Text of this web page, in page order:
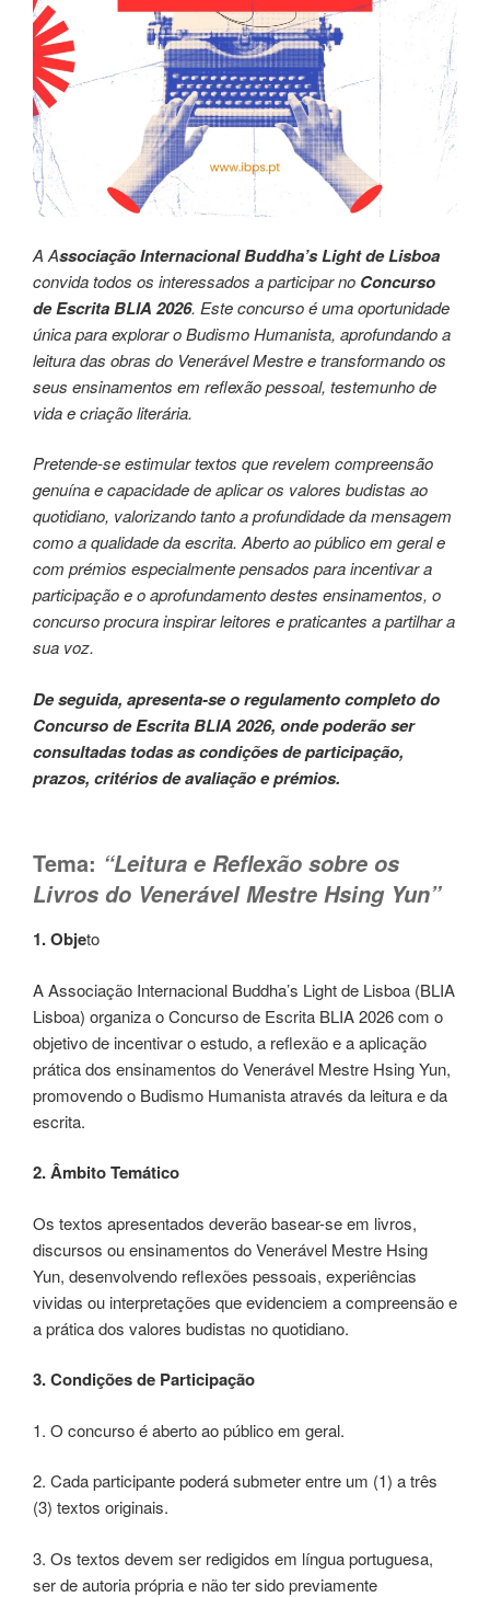
A Associação Internacional Buddha’s Light de Lisboa
convida todos os interessados a participar no Concurso
de Escrita BLIA 2026. Este concurso é uma oportunidade
única para explorar o Budismo Humanista, aprofundando a
leitura das obras do Venerável Mestre e transformando os
seus ensinamentos em reflexão pessoal, testemunho de
vida e criação literária.
Pretende-se estimular textos que revelem compreensão
genuína e capacidade de aplicar os valores budistas ao
quotidiano, valorizando tanto a profundidade da mensagem
como a qualidade da escrita. Aberto ao público em geral e
com prémios especialmente pensados para incentivar a
participação e o aprofundamento destes ensinamentos, o
concurso procura inspirar leitores e praticantes a partilhar a
sua voz.
De seguida, apresenta-se o regulamento completo do
Concurso de Escrita BLIA 2026, onde poderão ser
consultadas todas as condições de participação,
prazos, critérios de avaliação e prémios.
Tema: “Leitura e Reflexão sobre os
Livros do Venerável Mestre Hsing Yun”
1. Objeto
A Associação Internacional Buddha’s Light de Lisboa (BLIA
Lisboa) organiza o Concurso de Escrita BLIA 2026 com o
objetivo de incentivar o estudo, a reflexão e a aplicação
prática dos ensinamentos do Venerável Mestre Hsing Yun,
promovendo o Budismo Humanista através da leitura e da
escrita.
2. Âmbito Temático
Os textos apresentados deverão basear-se em livros,
discursos ou ensinamentos do Venerável Mestre Hsing
Yun, desenvolvendo reflexões pessoais, experiências
vividas ou interpretações que evidenciem a compreensão e
a prática dos valores budistas no quotidiano.
3. Condições de Participação
1. O concurso é aberto ao público em geral.
2. Cada participante poderá submeter entre um (1) a três
(3) textos originais.
3. Os textos devem ser redigidos em língua portuguesa,
ser de autoria própria e não ter sido previamente